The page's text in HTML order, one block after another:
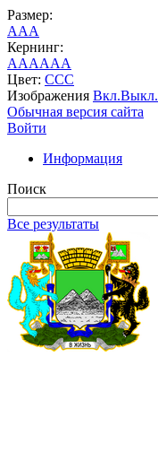
Размер:
AAA
Кернинг:
AAAAAA
Цвет: CCC
Изображения Вкл.Выкл.
Обычная версия сайта
Войти
Информация
Поиск
Все результаты